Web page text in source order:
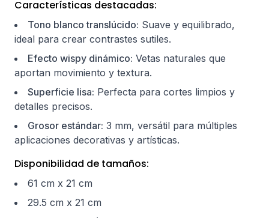
Características destacadas:
Tono blanco translúcido: Suave y equilibrado,
ideal para crear contrastes sutiles.
Efecto wispy dinámico: Vetas naturales que
aportan movimiento y textura.
Superficie lisa: Perfecta para cortes limpios y
detalles precisos.
Grosor estándar: 3 mm, versátil para múltiples
aplicaciones decorativas y artísticas.
Disponibilidad de tamaños:
61 cm x 21 cm
29.5 cm x 21 cm